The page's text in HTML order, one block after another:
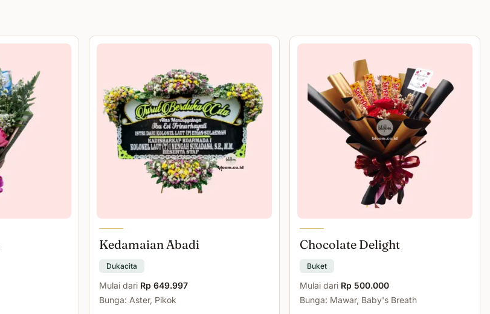
Kedamaian Abadi
Dukacita
Mulai dari Rp 649.997
Bunga: Aster, Pikok
Chocolate Delight
Buket
Mulai dari Rp 500.000
Bunga: Mawar, Baby's Breath